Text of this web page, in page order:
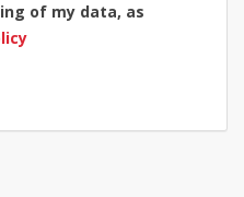
of my data, as